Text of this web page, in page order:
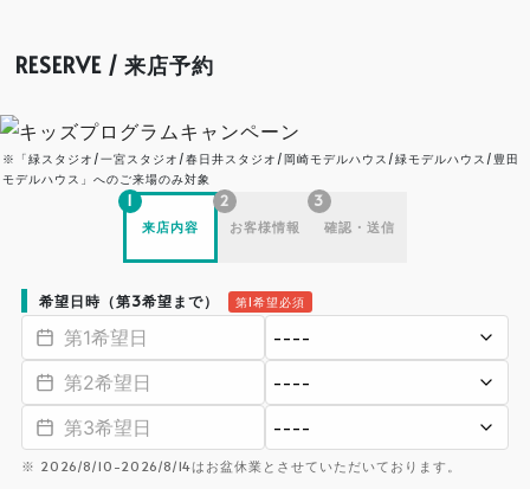
RESERVE / 来店予約
※「緑スタジオ/一宮スタジオ/春日井スタジオ/岡崎モデルハウス/緑モデルハウス/豊田
モデルハウス」へのご来場のみ対象
1
来店内容
2
お客様情報
3
確認・送信
希望日時（第3希望まで） 第1希望必須
※ 2026/8/10-2026/8/14はお盆休業とさせていただいております。